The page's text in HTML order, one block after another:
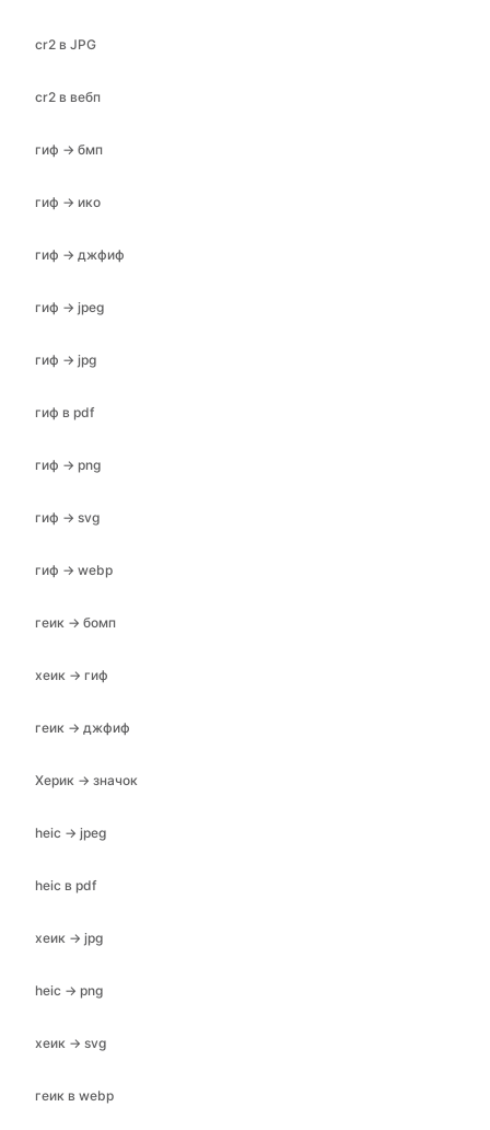
cr2 в JPG
cr2 в вебп
гиф → бмп
гиф → ико
гиф → джфиф
гиф → jpeg
гиф → jpg
гиф в pdf
гиф → png
гиф → svg
гиф → webp
геик → бомп
хеик → гиф
геик → джфиф
Херик → значок
heic → jpeg
heic в pdf
хеик → jpg
heic → png
хеик → svg
геик в webp